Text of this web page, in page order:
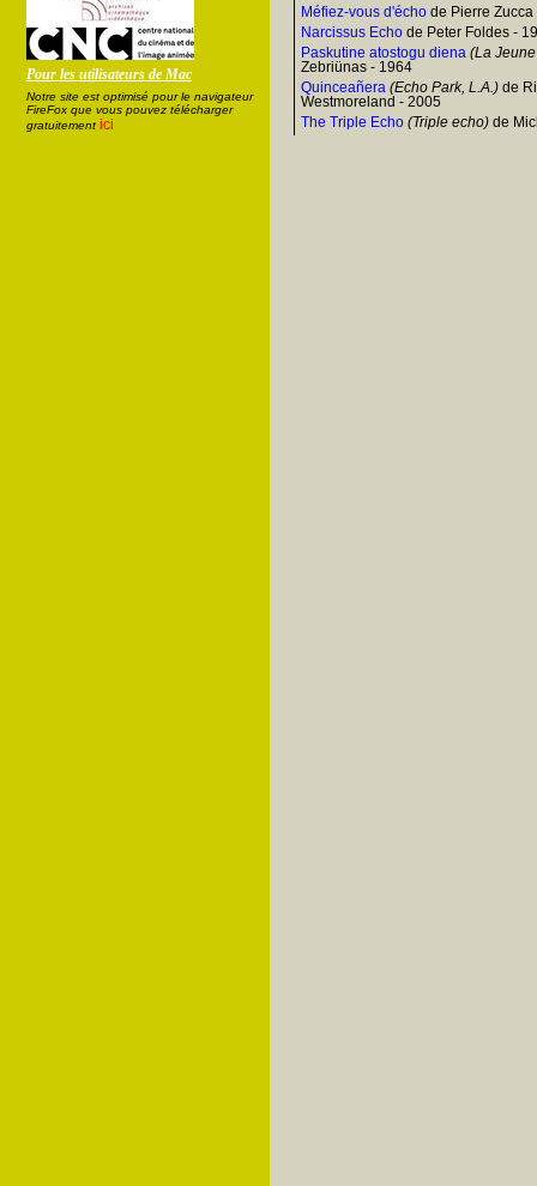
Pour les utilisateurs de Mac
Notre site est optimisé pour le navigateur
FireFox que vous pouvez télécharger
gratuitement ici
Méfiez-vous d'écho de Pierre Zucca
Narcissus Echo de Peter Foldes -
Paskutine atostogu diena (La
Zebriünas - 1964
Quinceañera (Echo Park, L.A.) de
Westmoreland - 2005
The Triple Echo (Triple echo) de